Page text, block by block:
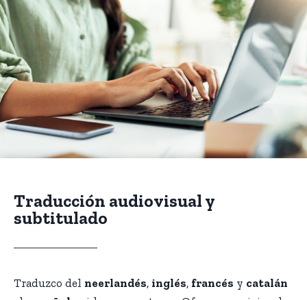
Traducción audiovisual y
subtitulado
Traduzco del neerlandés, inglés, francés y catalán